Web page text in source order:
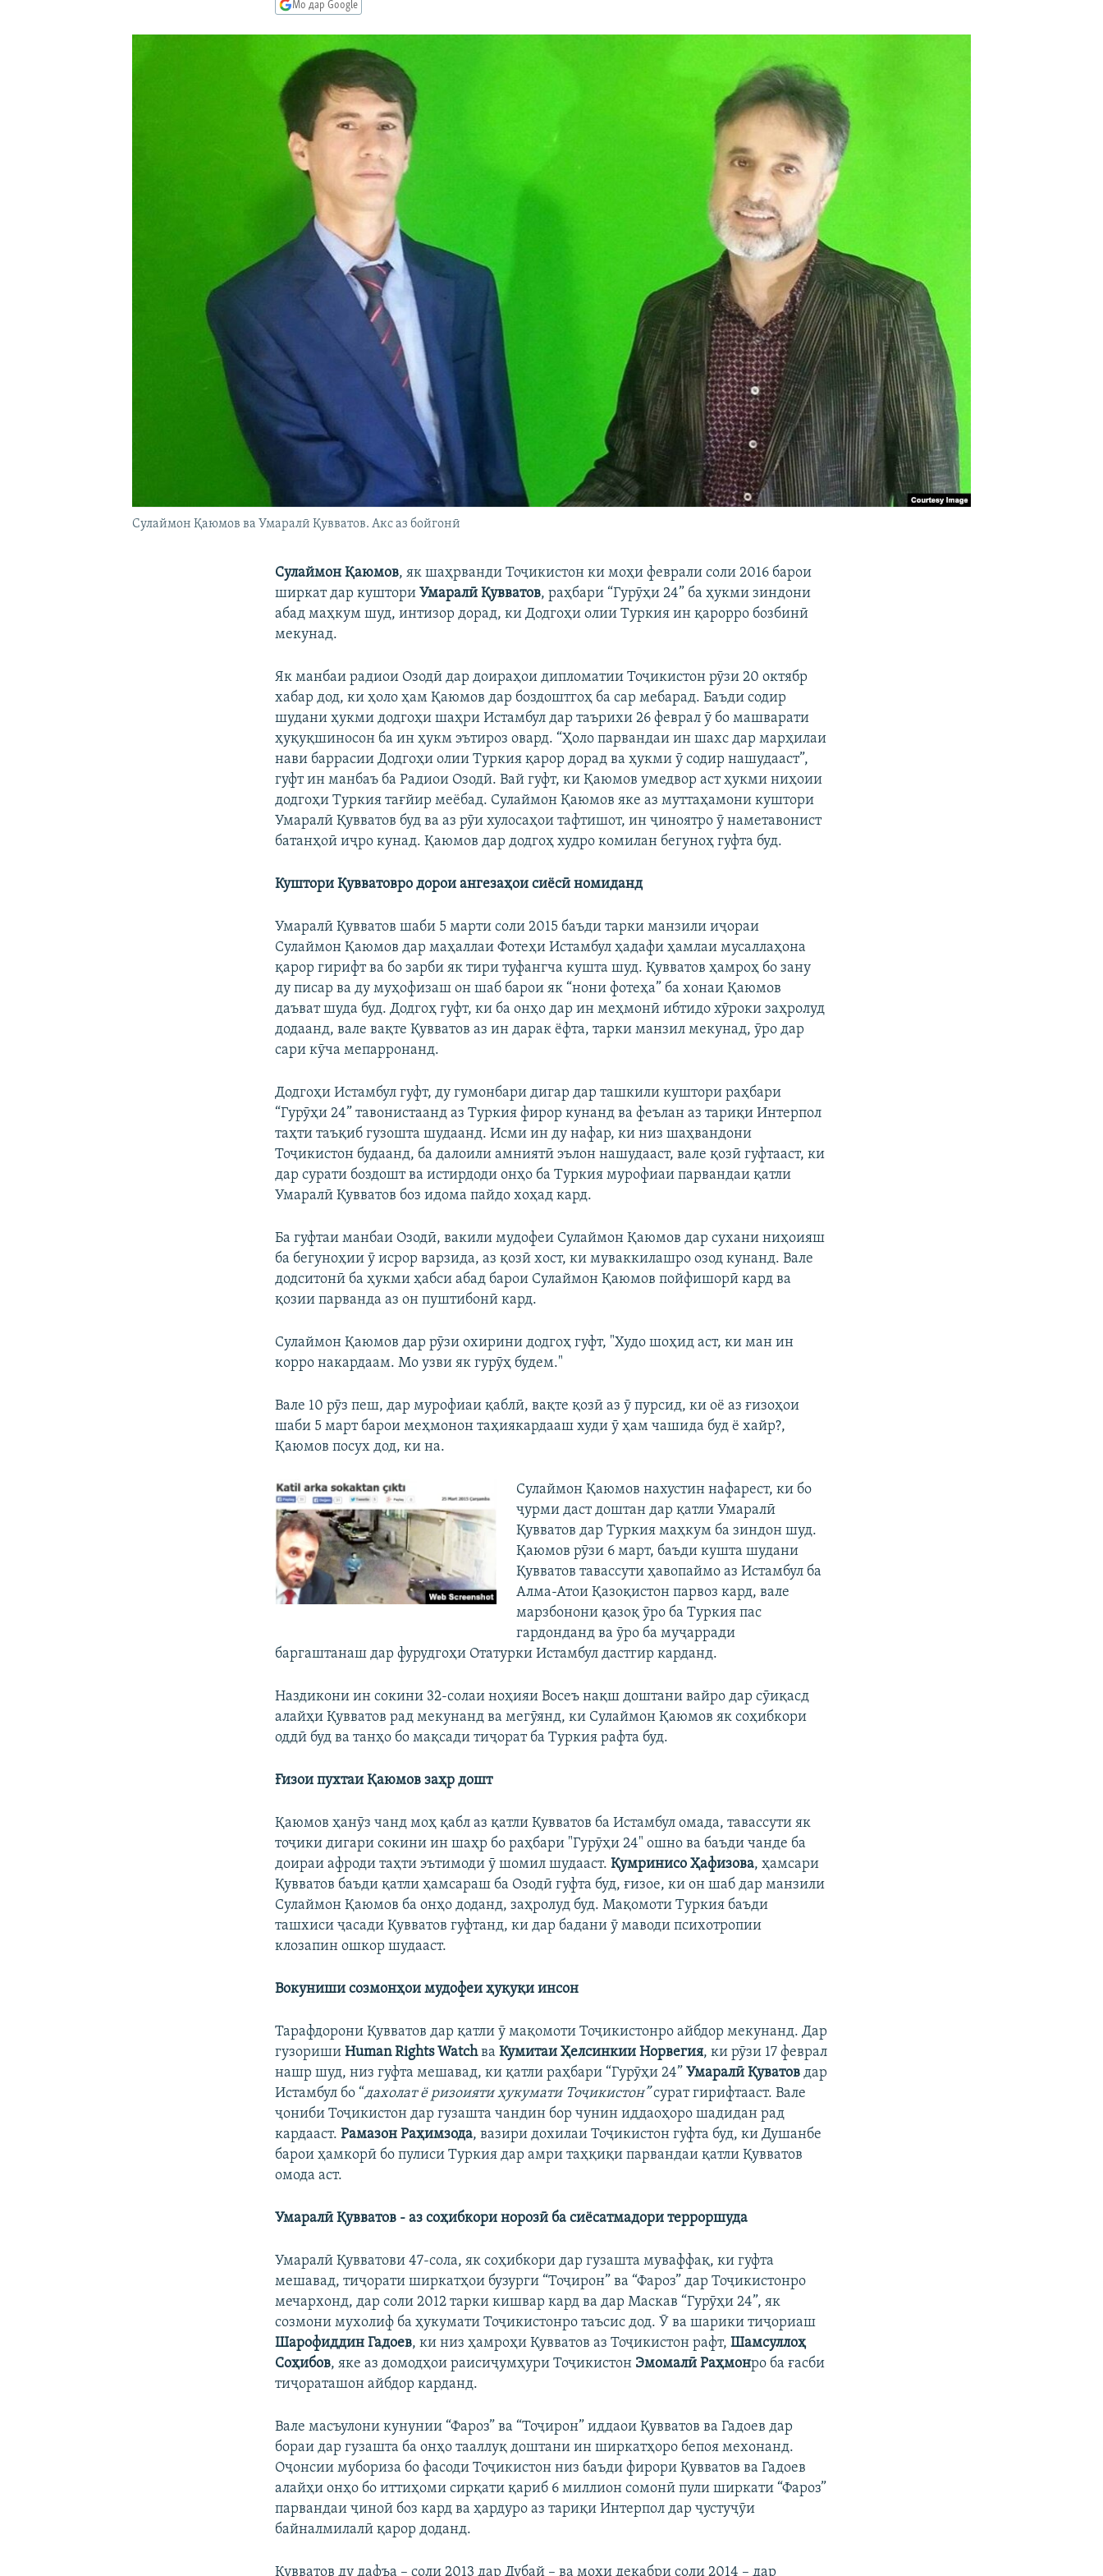
Мо дар Google
Сулаймон Қаюмов ва Умаралӣ Қувватов. Акс аз бойгонӣ
Сулаймон Қаюмов, як шаҳрванди Тоҷикистон ки моҳи феврали соли 2016 барои
ширкат дар кушториУмаралӣ Қувватов, раҳбари “Гурӯҳи 24” ба ҳукми зиндони
абад маҳкум шуд, интизор дорад, ки Додгоҳи олии Туркия ин қарорро бозбинӣ
мекунад.
Як манбаи радиои Озодӣ дар доираҳои дипломатии Тоҷикистон рӯзи 20 октябр
хабар дод, ки ҳоло ҳам Қаюмов дар боздоштгоҳ ба сар мебарад. Баъди содир
шудани ҳукми додгоҳи шаҳри Истамбул дар таърихи 26 феврал ӯ бо машварати
ҳуқуқшиносон ба ин ҳукм эътироз овард. “Ҳоло парвандаи ин шахс дар марҳилаи
нави баррасии Додгоҳи олии Туркия қарор дорад ва ҳукми ӯ содир нашудааст”,
гуфт ин манбаъ ба Радиои Озодӣ. Вай гуфт, ки Қаюмов умедвор аст ҳукми ниҳоии
додгоҳи Туркия тағйир меёбад. Сулаймон Қаюмов яке аз муттаҳамони куштори
Умаралӣ Қувватов буд ва аз рӯи хулосаҳои тафтишот, ин ҷиноятро ӯ наметавонист
батанҳоӣ иҷро кунад. Қаюмов дар додгоҳ худро комилан бегуноҳ гуфта буд.
Куштори Қувватовро дорои ангезаҳои сиёсӣ номиданд
Умаралӣ Қувватов шаби 5 марти соли 2015 баъди тарки манзили иҷораи
Сулаймон Қаюмов дар маҳаллаи Фотеҳи Истамбул ҳадафи ҳамлаи мусаллаҳона
қарор гирифт ва бо зарби як тири туфангча кушта шуд. Қувватов ҳамроҳ бо зану
ду писар ва ду муҳофизаш он шаб барои як “нони фотеҳа” ба хонаи Қаюмов
даъват шуда буд. Додгоҳ гуфт, ки ба онҳо дар ин меҳмонӣ ибтидо хӯроки заҳролуд
додаанд, вале вақте Қувватов аз ин дарак ёфта, тарки манзил мекунад, ӯро дар
сари кӯча мепарронанд.
Додгоҳи Истамбул гуфт, ду гумонбари дигар дар ташкили куштори раҳбари
“Гурӯҳи 24” тавонистаанд аз Туркия фирор кунанд ва феълан аз тариқи Интерпол
таҳти таъқиб гузошта шудаанд. Исми ин ду нафар, ки низ шаҳвандони
Тоҷикистон будаанд, ба далоили амниятӣ эълон нашудааст, вале қозӣ гуфтааст, ки
дар сурати боздошт ва истирдоди онҳо ба Туркия мурофиаи парвандаи қатли
Умаралӣ Қувватов боз идома пайдо хоҳад кард.
Ба гуфтаи манбаи Озодӣ, вакили мудофеи Сулаймон Қаюмов дар сухани ниҳоияш
ба бегуноҳии ӯ исрор варзида, аз қозӣ хост, ки муваккилашро озод кунанд. Вале
додситонӣ ба ҳукми ҳабси абад барои Сулаймон Қаюмов пойфишорӣ кард ва
қозии парванда аз он пуштибонӣ кард.
Сулаймон Қаюмов дар рӯзи охирини додгоҳ гуфт, "Худо шоҳид аст, ки ман ин
корро накардаам. Мо узви як гурӯҳ будем."
Вале 10 рӯз пеш, дар мурофиаи қаблӣ, вақте қозӣ аз ӯ пурсид, ки оё аз ғизоҳои
шаби 5 март барои меҳмонон таҳиякардааш худи ӯ ҳам чашида буд ё хайр?,
Қаюмов посух дод, ки на.
Сулаймон Қаюмов нахустин нафарест, ки бо
ҷурми даст доштан дар қатли Умаралӣ
Қувватов дар Туркия маҳкум ба зиндон шуд.
Қаюмов рӯзи 6 март, баъди кушта шудани
Қувватов тавассути ҳавопаймо аз Истамбул ба
Алма-Атои Қазоқистон парвоз кард, вале
марзбонони қазоқ ӯро ба Туркия пас
гардонданд ва ӯро ба муҷарради
баргаштанаш дар фурудгоҳи Отатурки Истамбул дастгир карданд.
Наздикони ин сокини 32-солаи ноҳияи Восеъ нақш доштани вайро дар сӯиқасд
алайҳи Қувватов рад мекунанд ва мегӯянд, ки Сулаймон Қаюмов як соҳибкори
оддӣ буд ва танҳо бо мақсади тиҷорат ба Туркия рафта буд.
Ғизои пухтаи Қаюмов заҳр дошт
Қаюмов ҳанӯз чанд моҳ қабл аз қатли Қувватов ба Истамбул омада, тавассути як
тоҷики дигари сокини ин шаҳр бо раҳбари "Гурӯҳи 24" ошно ва баъди чанде ба
доираи афроди таҳти эътимоди ӯ шомил шудааст. ​Қумринисо Ҳафизова, ҳамсари
Қувватов баъди қатли ҳамсараш ба Озодӣ гуфта буд, ғизое, ки он шаб дар манзили
Сулаймон Қаюмов ба онҳо доданд, заҳролуд буд. Мақомоти Туркия баъди
ташхиси ҷасади Қувватов гуфтанд, ки дар бадани ӯ маводи психотропии
клозапин ошкор шудааст.
Вокуниши созмонҳои мудофеи ҳуқуқи инсон
Тарафдорони Қувватов дар қатли ӯ мақомоти Тоҷикистонро айбдор мекунанд. Дар
гузоришиHuman Rights WatchваКумитаи Ҳелсинкии Норвегия, ки рӯзи 17 феврал
нашр шуд, низ гуфта мешавад, ки қатли раҳбари “Гурӯҳи 24”Умаралӣ Қуватов дар
Истамбул бо “дахолат ё ризоияти ҳукумати Тоҷикистон”сурат гирифтааст. Вале
ҷониби Тоҷикистон дар гузашта чандин бор чунин иддаоҳоро шадидан рад
кардааст.Рамазон Раҳимзода, вазири дохилаи Тоҷикистон гуфта буд, ки Душанбе
барои ҳамкорӣ бо пулиси Туркия дар амри таҳқиқи парвандаи қатли Қувватов
омода аст.
Умаралӣ Қувватов - аз соҳибкори норозӣ ба сиёсатмадори терроршуда
Умаралӣ Қувватови 47-сола, як соҳибкори дар гузашта муваффақ, ки гуфта
мешавад, тиҷорати ширкатҳои бузурги “Тоҷирон” ва “Фароз” дар Тоҷикистонро
мечархонд, дар соли 2012 тарки кишвар кард ва дар Маскав “Гурӯҳи 24”, як
созмони мухолиф ба ҳукумати Тоҷикистонро таъсис дод. Ӯ ва шарики тиҷориаш
Шарофиддин Гадоев, ки низ ҳамроҳи Қувватов аз Тоҷикистон рафт,Шамсуллоҳ
Соҳибов, яке аз домодҳои раисиҷумҳури Тоҷикистон Эмомалӣ Раҳмонро ба ғасби
тиҷораташон айбдор карданд.
Вале масъулони кунунии “Фароз” ва “Тоҷирон” иддаои Қувватов ва Гадоев дар
бораи дар гузашта ба онҳо тааллуқ доштани ин ширкатҳоро бепоя мехонанд.
Оҷонсии мубориза бо фасоди Тоҷикистон низ баъди фирори Қувватов ва Гадоев
алайҳи онҳо бо иттиҳоми сирқати қариб 6 миллион сомонӣ пули ширкати “Фароз”
парвандаи ҷиноӣ боз кард ва ҳардуро аз тариқи Интерпол дар ҷустуҷӯи
байналмилалӣ қарор доданд.
Қувватов ду дафъа – соли 2013 дар Дубай – ва моҳи декабри соли 2014 – дар